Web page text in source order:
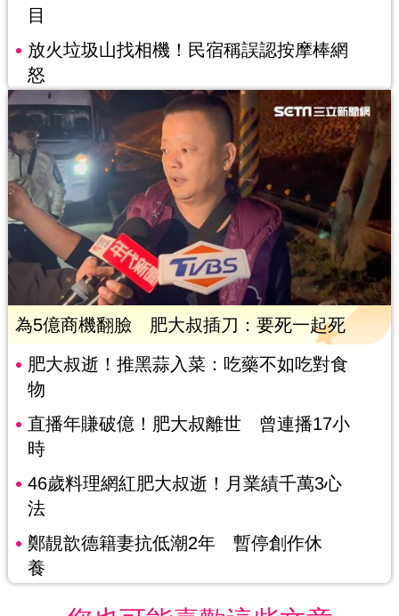
目
放火垃圾山找相機！民宿稱誤認按摩棒網
怒
為5億商機翻臉 肥大叔插刀：要死一起死
肥大叔逝！推黑蒜入菜：吃藥不如吃對食
物
直播年賺破億！肥大叔離世 曾連播17小
時
46歲料理網紅肥大叔逝！月業績千萬3心
法
鄭靚歆德籍妻抗低潮2年 暫停創作休
養